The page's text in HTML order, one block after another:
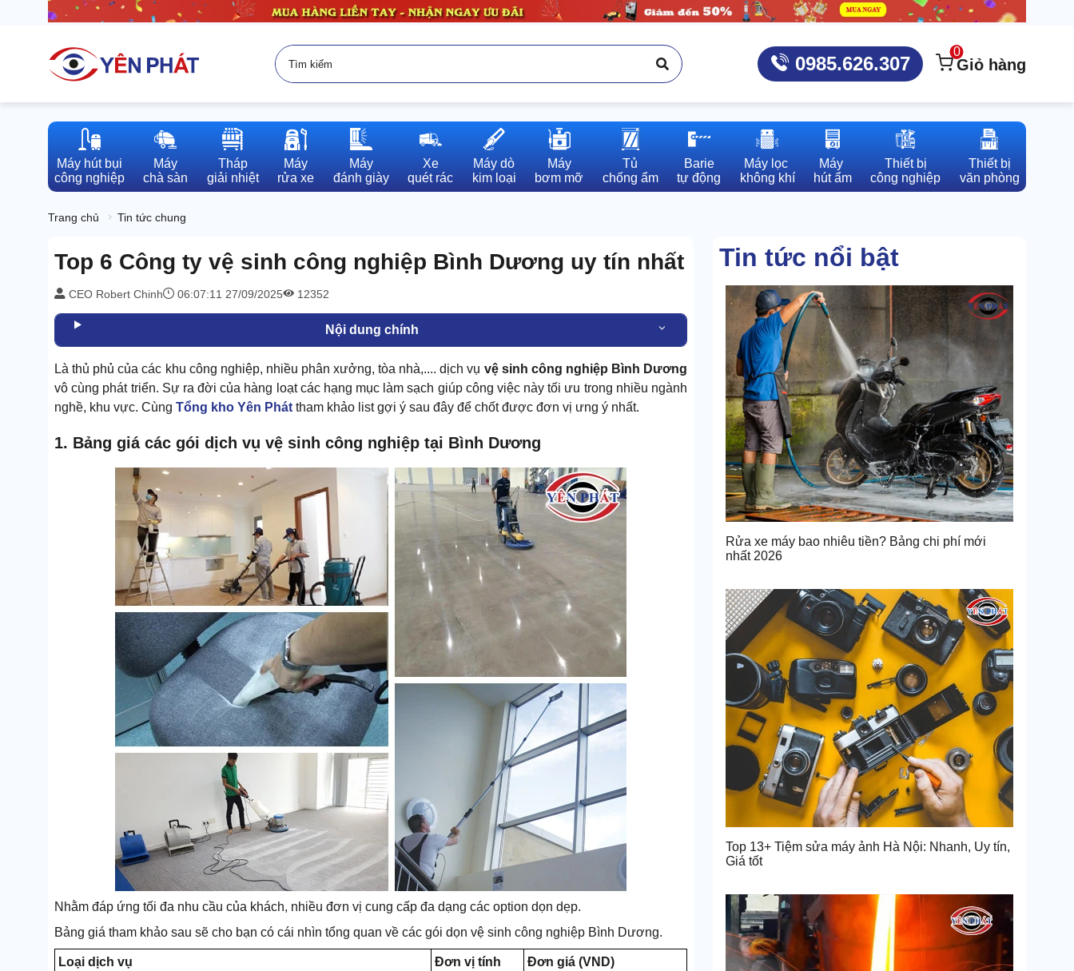
0985.626.307
0
Giỏ hàng
Máy hút bụi
công nghiệp
Máy
chà sàn
Tháp
giải nhiệt
Máy
rửa xe
Máy
đánh giày
Xe
quét rác
Máy dò
kim loại
Máy
bơm mỡ
Tủ
chống ẩm
Barie
tự động
Máy lọc
không khí
Máy
hút ẩm
Thiết bị
công nghiệp
Thiết bị
văn phòng
Trang chủ Tin tức chung
Top 6 Công ty vệ sinh công nghiệp Bình Dương uy tín nhất
CEO Robert Chinh 06:07:11 27/09/2025 12352
Nội dung chính
Là thủ phủ của các khu công nghiệp, nhiều phân xưởng, tòa nhà,.... dịch vụ vệ sinh công nghiệp Bình Dương
vô cùng phát triển. Sự ra đời của hàng loạt các hạng mục làm sạch giúp công việc này tối ưu trong nhiều ngành
nghề, khu vực. Cùng Tổng kho Yên Phát tham khảo list gợi ý sau đây để chốt được đơn vị ưng ý nhất.
1. Bảng giá các gói dịch vụ vệ sinh công nghiệp tại Bình Dương
Nhằm đáp ứng tối đa nhu cầu của khách, nhiều đơn vị cung cấp đa dạng các option dọn dẹp.
Bảng giá tham khảo sau sẽ cho bạn có cái nhìn tổng quan về các gói dọn vệ sinh công nghiệp Bình Dương.
Loại dịch vụ Đơn vị tính
Đơn giá (VND)
Tin tức nổi bật
Rửa xe máy bao nhiêu tiền? Bảng chi phí mới
nhất 2026
Top 13+ Tiệm sửa máy ảnh Hà Nội: Nhanh, Uy tín,
Giá tốt